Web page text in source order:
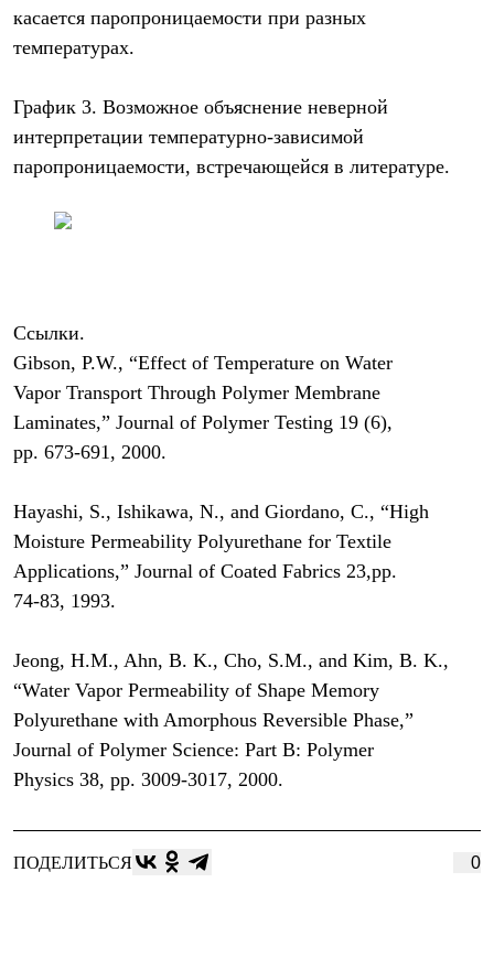
касается паропроницаемости при разных
температурах.
График 3. Возможное объяснение неверной
интерпретации температурно-зависимой
паропроницаемости, встречающейся в литературе.
Ссылки.
Gibson, P.W., “Effect of Temperature on Water
Vapor Transport Through Polymer Membrane
Laminates,” Journal of Polymer Testing 19 (6),
pp. 673-691, 2000.
Hayashi, S., Ishikawa, N., and Giordano, C., “High
Moisture Permeability Polyurethane for Textile
Applications,” Journal of Coated Fabrics 23,pp.
74-83, 1993.
Jeong, H.M., Ahn, B. K., Cho, S.M., and Kim, B. K.,
“Water Vapor Permeability of Shape Memory
Polyurethane with Amorphous Reversible Phase,”
Journal of Polymer Science: Part B: Polymer
Physics 38, pp. 3009-3017, 2000.
ПОДЕЛИТЬСЯ 0